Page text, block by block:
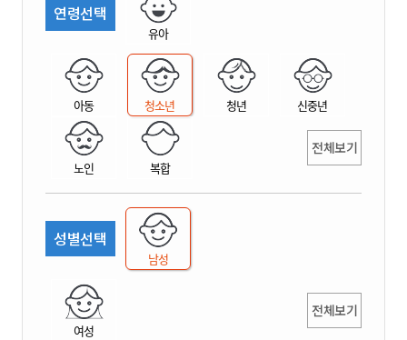
연령선택
유아
아동 청소년 청년 신중년
노인 복합
전체보기
성별선택
남성
여성
전체보기